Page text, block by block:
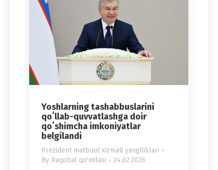
Yoshlarning tashabbuslarini
qoʻllab-quvvatlashga doir
qoʻshimcha imkoniyatlar
belgilandi
Prezident matbuot xizmati yangiliklari
By Raqobat qo'mitasi 24.02.2026